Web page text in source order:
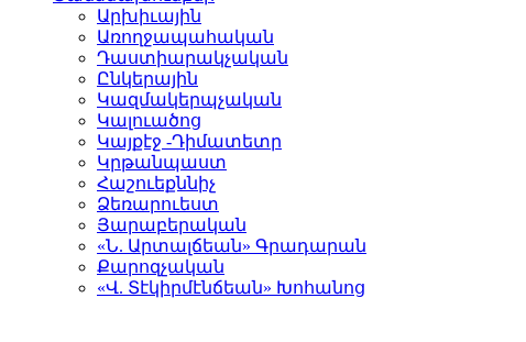
Արխիւային
Առողջապահական
Դաստիարակչական
Ընկերային
Կազմակերպչական
Կալուածոց
Կայքէջ -Դիմատետր
Կրթանպաստ
Հաշուեքննիչ
Ձեռարուեստ
Յարաբերական
«Ն. Արտալճեան» Գրադարան
Քարոզչական
«Վ. Տէկիրմէնճեան» Խոհանոց